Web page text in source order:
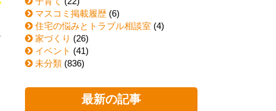
マスコミ掲載履歴 (6)
住宅の悩みとトラブル相談室 (4)
家づくり (26)
イベント (41)
未分類 (836)
最新の記事